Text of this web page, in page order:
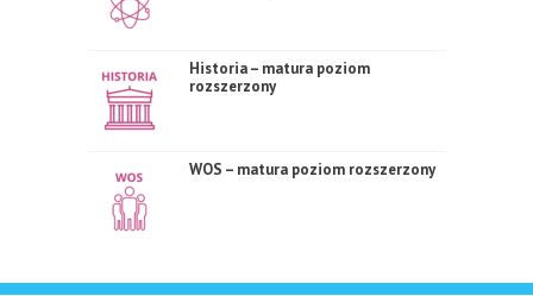
Historia – matura poziom
rozszerzony
WOS – matura poziom rozszerzony